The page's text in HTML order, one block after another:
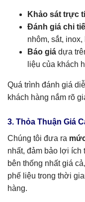
Khảo sát trực
Đánh giá chi
nhôm, sắt, inox,
Báo giá dựa
liệu của khách
Quá trình đánh giá
khách hàng nắm rõ
3. Thỏa Thuận Giá
Chúng tôi đưa ra
nhất, đảm bảo lợi ích
bên thống nhất giá
phế liệu trong thời
hàng.